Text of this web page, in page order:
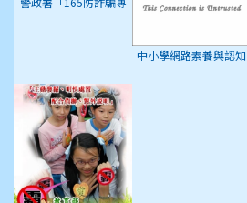
中小學網路素養與認知